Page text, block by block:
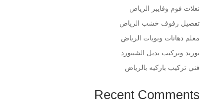
​نعلات فوم وفايبر الرياض
​تفصيل رفوف خشب الرياض
​معلم دهانات وبويات الرياض
​توريد وتركيب بديل الشيبورد
فني تركيب باركيه بالرياض
Recent Comments